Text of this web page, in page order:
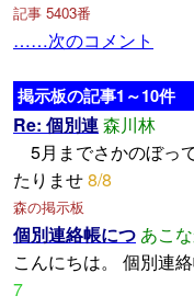
記事 5403番
……次のコメント
掲示板の記事1～10件
Re: 個別連森川林
5月までさかのぼっ
たりませ8/8
森の掲示板
個別連絡帳につ あこ
こんにちは。 個別連
7